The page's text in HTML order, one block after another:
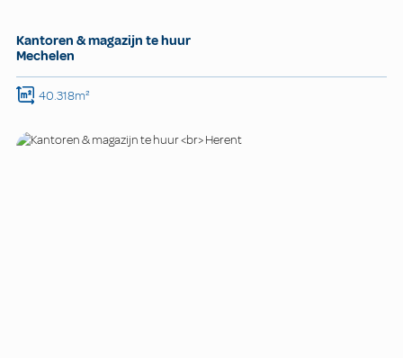
Kantoren & magazijn te huur
Mechelen
40.318m²